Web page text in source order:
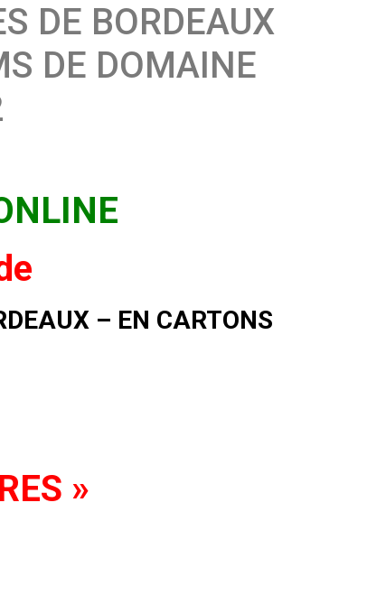
DE BORDEAUX
DE DOMAINE
– EN CARTONS
»